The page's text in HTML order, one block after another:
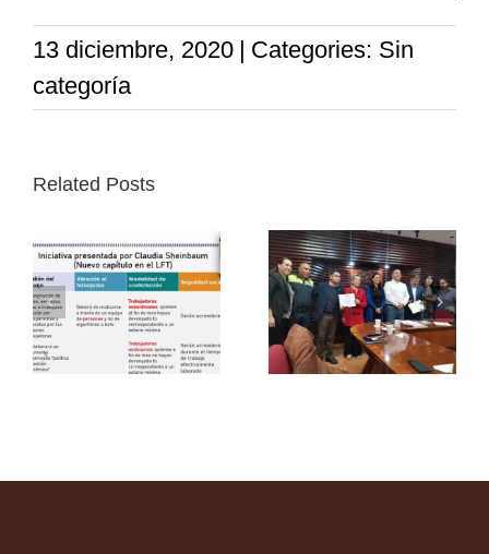
13 diciembre, 2020 | Categories: Sin
categoría
Related Posts